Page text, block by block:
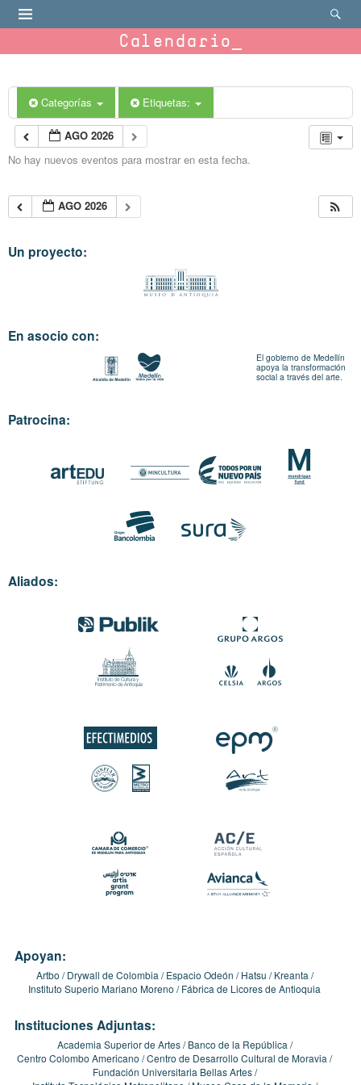
Calendario
Categorías Etiquetas:
AGO 2026
No hay nuevos eventos para mostrar en esta fecha.
AGO 2026
Un proyecto:
En asocio con:
El gobierno de Medellín
apoya la transformación
social a través del arte.
Patrocina:
Aliados:
Apoyan:
Artbo Drywall de Colombia Espacio Odeón Hatsu
Kreanta
Instituto Superio Mariano Moreno
Fábrica de Licores de Antioquia
Instituciones Adjuntas:
Academia Superior de Artes
Banco de la República
Centro Colombo Americano Centro de Desarrollo Cultural de Moravia
Fundación Universitaria Bellas Artes